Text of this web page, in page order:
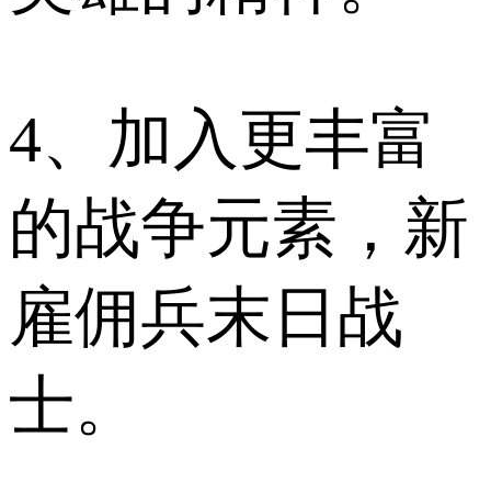
4、加入更丰富
的战争元素，新
雇佣兵末日战
士。